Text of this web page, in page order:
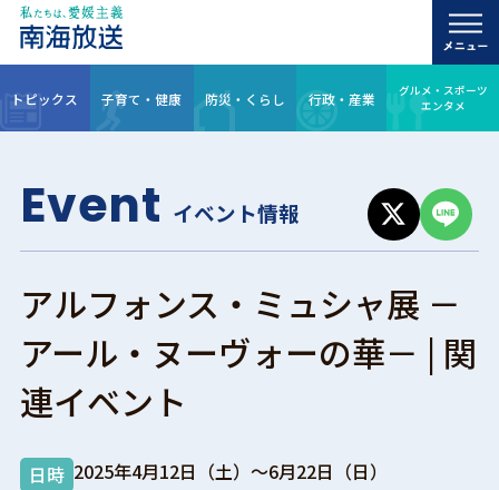
トピックス 子育て・健康 防災・くらし 行政・産業
グルメ・スポーツ
エンタメ
Event イベント情報
アルフォンス・ミュシャ展 －
アール・ヌーヴォーの華－ | 関
連イベント
日時 2025年4月12日（土）～6月22日（日）